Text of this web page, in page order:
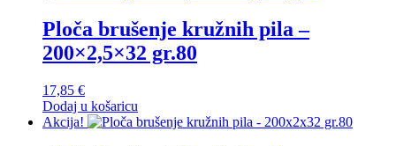
Ploča brušenje kružnih pila –
200×2,5×32 gr.80
17,85 €
Dodaj u košaricu
Akcija!